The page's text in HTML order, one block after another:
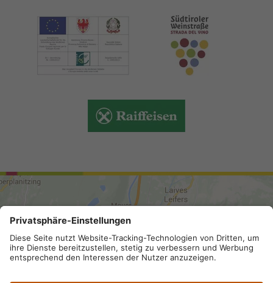
ANREISE